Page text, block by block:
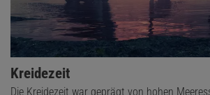
Kreidezeit
Die Kreidezeit war geprägt von hohen